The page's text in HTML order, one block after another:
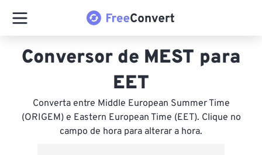
Conversor de MEST para
EET
Converta entre Middle European Summer Time
(ORIGEM) e Eastern European Time (EET). Clique no
campo de hora para alterar a hora.